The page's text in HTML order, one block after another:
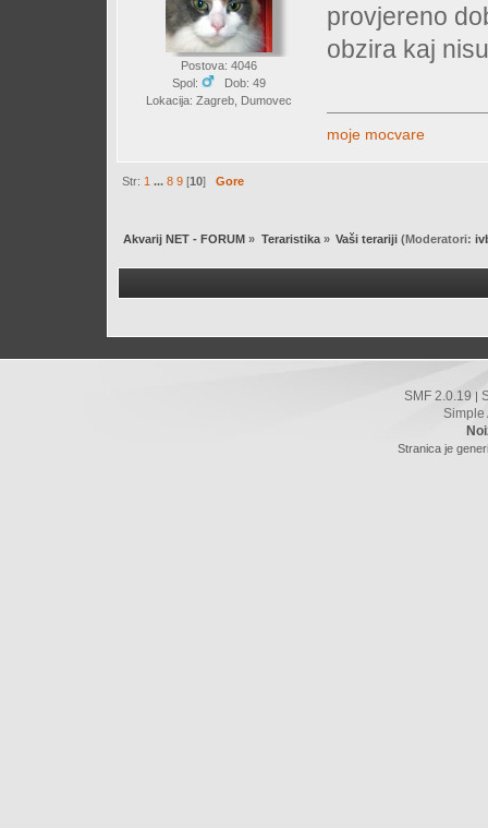
Postova: 4046
Spol:
Dob: 49
Lokacija: Zagreb, Dumovec
provjereno
obzira kaj
moje mocvare
Str: 1 ...8 9 [10]Gore
Akvarij NET - FORUM » Teraristika» Vaši terariji (Moderatori:
SMF 2.0.19
Simple
Stranica je